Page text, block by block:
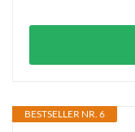
BESTSELLER NR. 6